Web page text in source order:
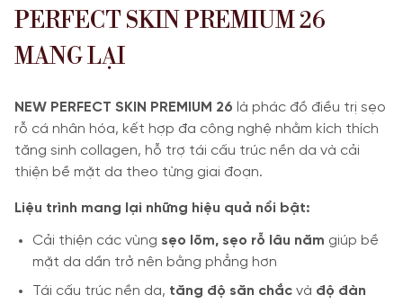
PERFECT SKIN PREMIUM 26
MANG LẠI
NEW PERFECT SKIN PREMIUM 26 là phác đồ điều trị sẹo
rỗ cá nhân hóa, kết hợp đa công nghệ nhằm kích thích
tăng sinh collagen, hỗ trợ tái cấu trúc nền da và cải
thiện bề mặt da theo từng giai đoạn.
Liệu trình mang lại những hiệu quả nổi bật:
Cải thiện các vùng sẹo lõm, sẹo rỗ lâu năm giúp bề
mặt da dần trở nên bằng phẳng hơn
Tái cấu trúc nền da, tăng độ săn chắc và độ đàn